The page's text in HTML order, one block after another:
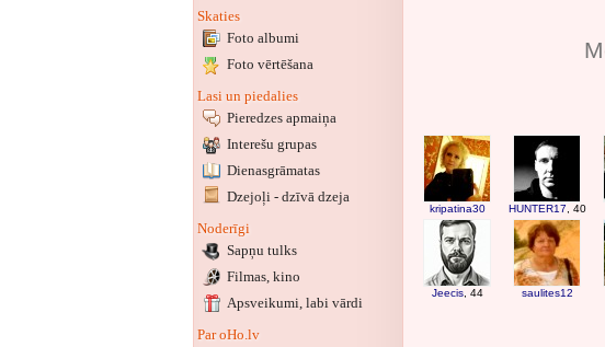
Skaties
Foto albumi
Foto vērtēšana
Lasi un piedalies
Pieredzes apmaiņa
Interešu grupas
Dienasgrāmatas
Dzejoļi - dzīvā dzeja
Noderīgi
Sapņu tulks
Filmas, kino
Apsveikumi, labi vārdi
Par oHo.lv
kripatina30 HUNTER17 , 40
Jeecis, 44 saulites12